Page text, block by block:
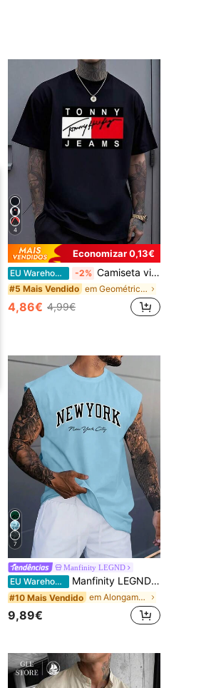
4
Economizar 0,13€
EU Warehouse -2% Camiseta vintage com estampa retangular em preto, branco e vermelho, estilo urbano moderno, blusa casual masculina.
#5 Mais Vendido em Geométrico T-shirts masculinas
4,86€ 4,99€
7
Manfinity LEGND
EU Warehouse Manfinity LEGND Top casual masculino sem mangas com alças largas e estampa de letras, férias
#10 Mais Vendido em Alongamento médio Tops masculinos
9,89€